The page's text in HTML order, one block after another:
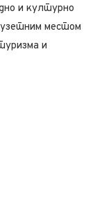
и културно
местом
и